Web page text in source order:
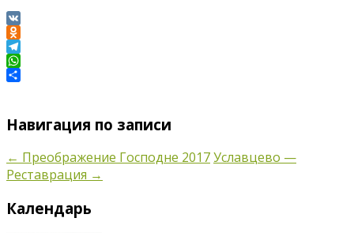
VK
Odnoklassniki
Telegram
WhatsApp
Навигация по записи
← Преображение Господне 2017Уславцево —
Реставрация →
Календарь